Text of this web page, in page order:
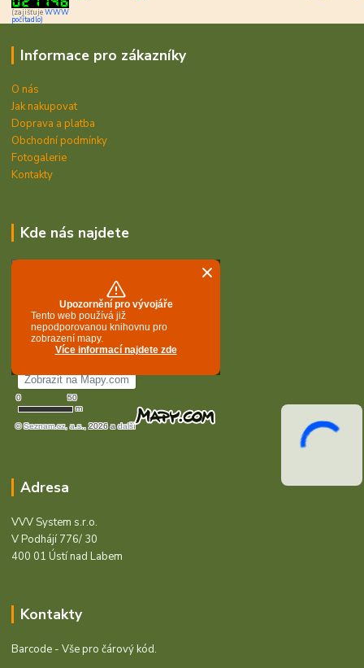
(zajišťujeWWW
počítadlo)
Informace pro zákazníky
O nás
Jak nakupovat
Doprava a platba
Obchodní podmínky
Fotogalerie
Kontakty
Kde nás najdete
Adresa
VVV System s.r.o.
V Podhájí 776/ 30
400 01 Ústí nad Labem
Kontakty
Barcode - Vše pro čárový kód.